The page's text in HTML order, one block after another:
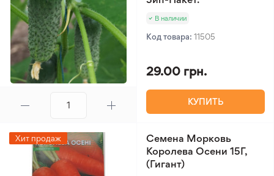
В наличии
Код товара: 11505
29.00 грн.
КУПИТЬ
Хит продаж
Семена Морковь
Королева Осени 15Г,
(Гигант)